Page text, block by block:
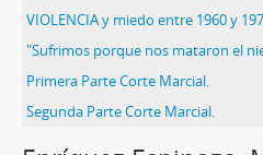
VIOLENCIA y miedo entre 1960 y
"Sufrimos porque nos mataron el
Primera Parte Corte Marcial.
Segunda Parte Corte Marcial.